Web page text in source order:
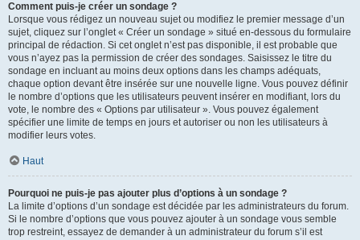
Comment puis-je créer un sondage ?
Lorsque vous rédigez un nouveau sujet ou modifiez le premier message d’un
sujet, cliquez sur l’onglet « Créer un sondage » situé en-dessous du formulaire
principal de rédaction. Si cet onglet n’est pas disponible, il est probable que
vous n’ayez pas la permission de créer des sondages. Saisissez le titre du
sondage en incluant au moins deux options dans les champs adéquats,
chaque option devant être insérée sur une nouvelle ligne. Vous pouvez définir
le nombre d’options que les utilisateurs peuvent insérer en modifiant, lors du
vote, le nombre des « Options par utilisateur ». Vous pouvez également
spécifier une limite de temps en jours et autoriser ou non les utilisateurs à
modifier leurs votes.
Haut
Pourquoi ne puis-je pas ajouter plus d’options à un sondage ?
La limite d’options d’un sondage est décidée par les administrateurs du forum.
Si le nombre d’options que vous pouvez ajouter à un sondage vous semble
trop restreint, essayez de demander à un administrateur du forum s’il est